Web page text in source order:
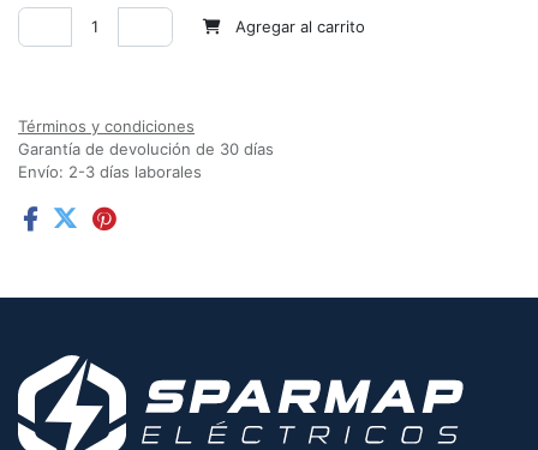
Agregar al carrito
Términos y condiciones
Garantía de devolución de 30 días
Envío: 2-3 días laborales